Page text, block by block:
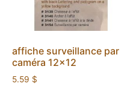
affiche surveillance par
caméra 12×12
5.59 $